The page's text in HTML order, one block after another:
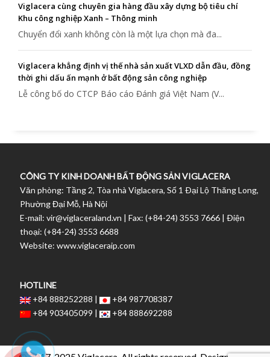
Viglacera cùng chuyên gia hàng đầu xây dựng bộ tiêu chí
Khu công nghiệp Xanh – Thông minh
Chuyển đổi xanh không còn là một lựa chọn mà đa...
Viglacera khẳng định vị thế nhà sản xuất VLXD dẫn đầu, đồng
thời ghi dấu ấn mạnh ở bất động sản công nghiệp
Lễ công bố do CTCP Báo cáo Đánh giá Việt Nam (V...
CÔNG TY KINH DOANH BẤT ĐỘNG SẢN VIGLACERA
Văn phòng: Tầng 2, Tòa nhà Viglacera, Số 1 Ðại Lộ Thăng Long,
Phường Đại Mỗ, Hà Nội
E-mail: vir@viglaceraland.vn | Fax: (+84-24) 3553 7666 | Ðiện
thoại: (+84-24) 3553 6688
Website: www.viglaceraip.com
HOTLINE
+84 888252288 |
+84 987708387
+84 903405099 |
+84 888692288